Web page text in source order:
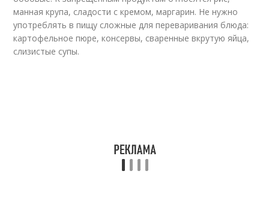
манная крупа, сладости с кремом, маргарин. Не нужно
употреблять в пищу сложные для переваривания блюда:
картофельное пюре, консервы, сваренные вкрутую яйца,
слизистые супы.